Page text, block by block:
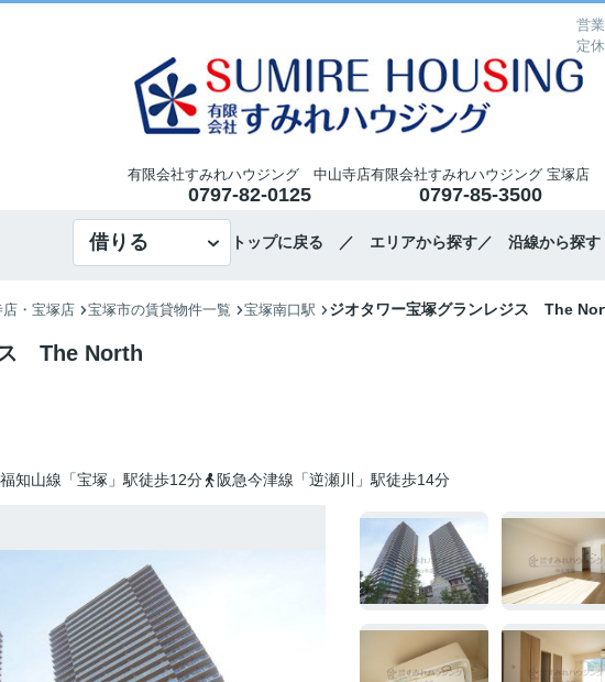
営
定
有限会社すみれハウジング 中山寺店
0797-82-0125
有限会社すみれハウジング 宝塚店
0797-85-3500
借りる トップに戻る ／ エリアから探す／ 沿線から探す
・宝塚店 宝塚市の賃貸物件一覧 宝塚南口駅 ジオタワー宝塚グランレジス The
ス The North
福知山線「宝塚」駅徒歩12分 阪急今津線「逆瀬川」駅徒歩14分